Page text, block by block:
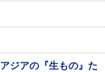
ジアの『生もの』た